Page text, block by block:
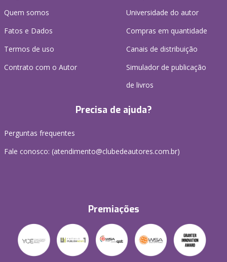
Quem somos
Fatos e Dados
Termos de uso
Contrato com o Autor
Universidade do autor
Compras em quantidade
Canais de distribuição
Simulador de publicação
de livros
Precisa de ajuda?
Perguntas frequentes
Fale conosco: (atendimento@clubedeautores.com.br)
Premiações